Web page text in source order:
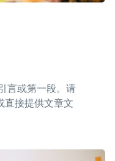
言或第一段。请
直接提供文章文